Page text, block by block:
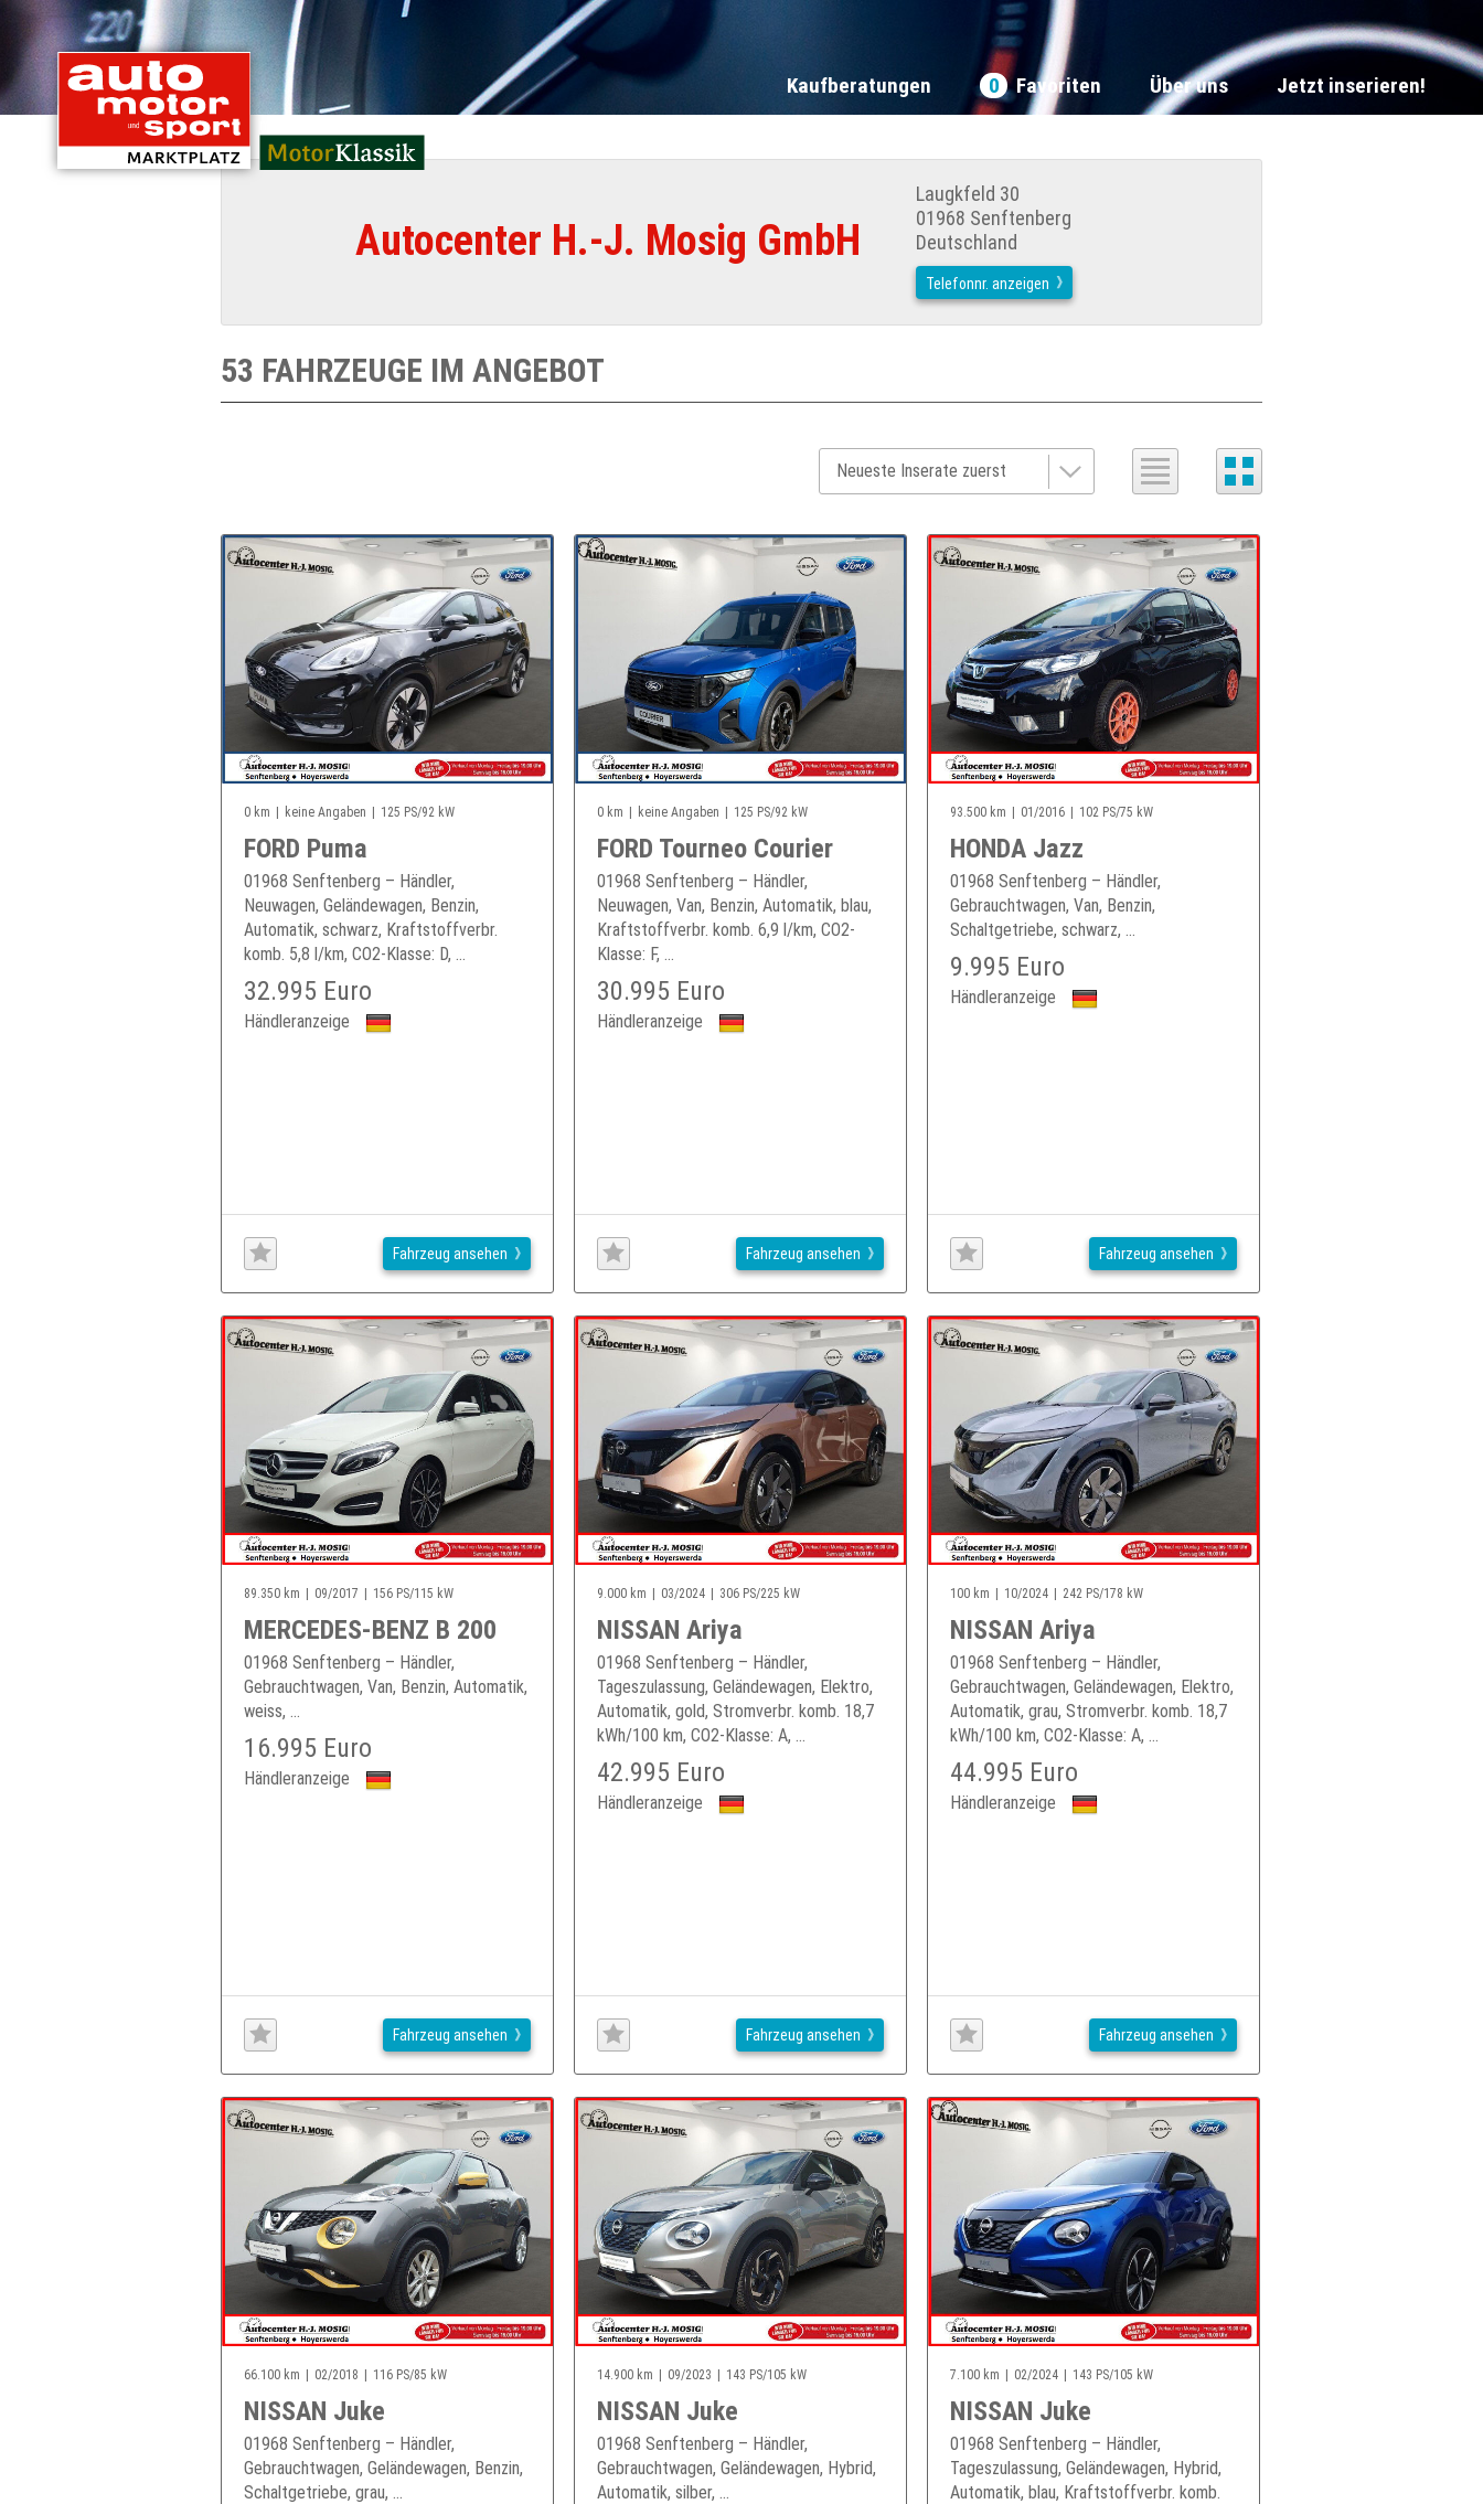
Kaufberatungen 0 Favoriten Über uns Jetzt inserieren!
Autocenter H.-J. Mosig GmbH
Laugkfeld 30
01968 Senftenberg
Deutschland
Telefonnr. anzeigen
53 FAHRZEUGE IM ANGEBOT
0 km keine Angaben 125 PS/92 kW
FORD Puma
01968 Senftenberg – Händler,
Neuwagen, Geländewagen, Benzin,
Automatik, schwarz, Kraftstoffverbr.
komb. 5,8 l/km, CO2-Klasse: D, ...
32.995 Euro
Händleranzeige
Fahrzeug ansehen
0 km keine Angaben 125 PS/92 kW
FORD Tourneo Courier
01968 Senftenberg – Händler,
Neuwagen, Van, Benzin, Automatik, blau,
Kraftstoffverbr. komb. 6,9 l/km, CO2-
Klasse: F, ...
30.995 Euro
Händleranzeige
Fahrzeug ansehen
93.500 km 01/2016 102 PS/75 kW
HONDA Jazz
01968 Senftenberg – Händler,
Gebrauchtwagen, Van, Benzin,
Schaltgetriebe, schwarz, ...
9.995 Euro
Händleranzeige
Fahrzeug ansehen
89.350 km 09/2017 156 PS/115 kW
MERCEDES-BENZ B 200
01968 Senftenberg – Händler,
Gebrauchtwagen, Van, Benzin, Automatik,
weiss, ...
16.995 Euro
Händleranzeige
Fahrzeug ansehen
9.000 km 03/2024 306 PS/225 kW
NISSAN Ariya
01968 Senftenberg – Händler,
Tageszulassung, Geländewagen, Elektro,
Automatik, gold, Stromverbr. komb. 18,7
kWh/100 km, CO2-Klasse: A, ...
42.995 Euro
Händleranzeige
Fahrzeug ansehen
100 km 10/2024 242 PS/178 kW
NISSAN Ariya
01968 Senftenberg – Händler,
Gebrauchtwagen, Geländewagen, Elektro,
Automatik, grau, Stromverbr. komb. 18,7
kWh/100 km, CO2-Klasse: A, ...
44.995 Euro
Händleranzeige
Fahrzeug ansehen
66.100 km 02/2018 116 PS/85 kW
NISSAN Juke
01968 Senftenberg – Händler,
Gebrauchtwagen, Geländewagen, Benzin,
Schaltgetriebe, grau, ...
14.900 km 09/2023 143 PS/105 kW
NISSAN Juke
01968 Senftenberg – Händler,
Gebrauchtwagen, Geländewagen, Hybrid,
Automatik, silber, ...
7.100 km 02/2024 143 PS/105 kW
NISSAN Juke
01968 Senftenberg – Händler,
Tageszulassung, Geländewagen, Hybrid,
Automatik, blau, Kraftstoffverbr. komb.